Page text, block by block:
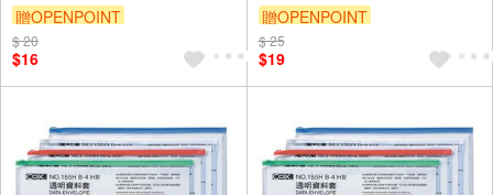
贈OPENPOINT
$ 20
$16
贈OPENPOINT
$ 25
$19